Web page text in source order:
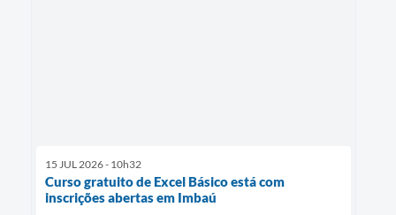
15 JUL 2026 - 10h32
Curso gratuito de Excel Básico está com
inscrições abertas em Imbaú